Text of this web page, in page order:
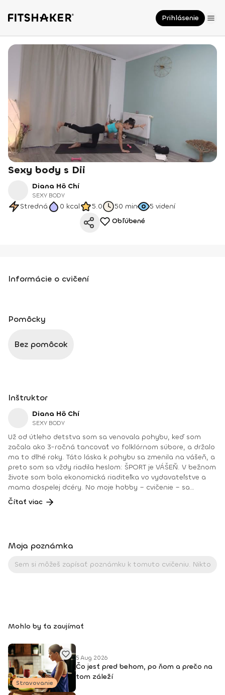
Prihlásenie
Sexy body s Dii
Diana Hô Chí
SEXY BODY
Stredná 0 kcal 5.0 50 min 5 videní
Obľúbené
Informácie o cvičení
Pomôcky
Bez pomôcok
Inštruktor
Diana Hô Chí
SEXY BODY
Už od útleho detstva som sa venovala pohybu, keď som
začala ako 3-ročná tancovať vo folklórnom súbore, a držalo
ma to dlhé roky. Táto láska k pohybu sa zmenila na vášeň, a
preto som sa vždy riadila heslom: ŠPORT je VÁŠEŇ. V bežnom
živote som bola ekonomická riaditeľka vo vydavateľstve a
mama dospelej dcéry. No moje hobby – cvičenie – sa
dostávalo do popredia už dlhé roky. Takmer dennodenne
som viedla skupinové tréningy a pre svojich klientov som
ocenením bola vždy pre mňa pozitívna spätná väzba od
• Kondičný tréner 1. kv. stupňa • Certifikovaná lektorka
Čítať viac
Moja poznámka
Mohlo by ťa zaujímať
Stravovanie
5 Aug 2026
Čo jesť pred behom, po ňom a prečo na
tom záleží